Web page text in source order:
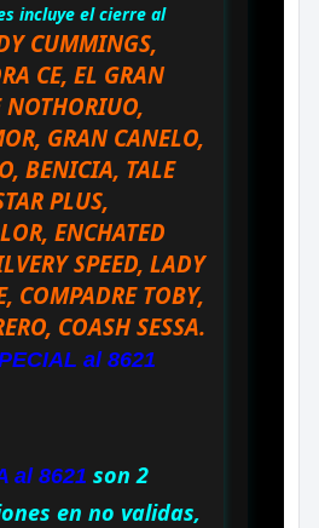
incluye el cierre al
CUMMINGS,
CE, EL GRAN
NOTHORIUO,
GRAN CANELO,
BENICIA, TALE
PLUS,
ENCHATED
SPEED, LADY
COMPADRE TOBY,
COASH SESSA.
al 8621
al 8621 son 2
en no validas,